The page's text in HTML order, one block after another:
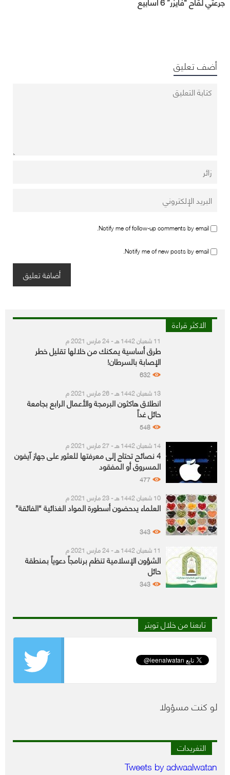
أضف تعليق
Notify me of follow-up comments by email.
Notify me of new posts by email.
الاكثر قراءة
11 شعبان 1442 هـ - 24 مارس 2021 م
طرق أساسية يمكنك من خلالها تقليل خطر
الإصابة بالسرطان!
632
13 شعبان 1442 هـ - 26 مارس 2021 م
انطلاق هاكثون البرمجة والأعمال الرابع بجامعة
حائل غداً
548
14 شعبان 1442 هـ - 27 مارس 2021 م
4 نصائح تحتاج إلى معرفتها للعثور على جهاز آيفون
المسروق أو المفقود
477
10 شعبان 1442 هـ - 23 مارس 2021 م
العلماء يدحضون أسطورة المواد الغذائية “الفائقة”
343
11 شعبان 1442 هـ - 24 مارس 2021 م
الشؤون الإسلامية تنظم برنامجاً دعوياً بمنطقة
حائل
343
تابعنا من خلال تويتر
لو كنت مسؤولا
التغريدات
Tweets by adwaalwatan